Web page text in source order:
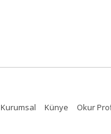
Kurumsal Künye Okur